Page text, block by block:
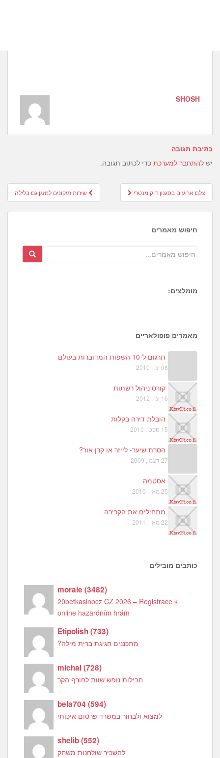
SHOSH
כתיבת תגובה
יש להתחבר למערכת כדי לכתוב תגובה.
Post
navigation
שירות תיקונים למזגן גם בלילה צלם ארועים בסגנון דוקומנטרי
חיפוש מאמרים
מומלצים:
8
מאמרים פופולאריים
תרגום ל-10 השפות המדוברות בעולם
08 ינו , 2010
קורס ניהול רשתות
16 ינו , 2012
הובלת דירה בקלות
15 ספט , 2010
הסרת שיער- לייזר או קרן אור?
27 דצמ , 2009
אסטמה
25 מאי , 2010
מתחילים את הקרירה
22 מאי , 2011
כותבים מובילים
morale(3482)
20betkasinocz CZ 2026 – Registrace k
online hazardním hrám
Etipolish(733)
מתכננים חגיגת ברית מילה?
michal(728)
חבילות נופש שוות לחורף הקר
bela704(594)
למצוא ולבחור במשרד פרסום איכותי
shelib(552)
להשכיר שולחנות משחק